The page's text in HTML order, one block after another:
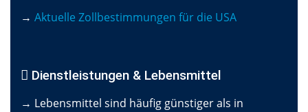
→ Aktuelle Zollbestimmungen für die USA
Dienstleistungen & Lebensmittel
→ Lebensmittel sind häufig günstiger als in